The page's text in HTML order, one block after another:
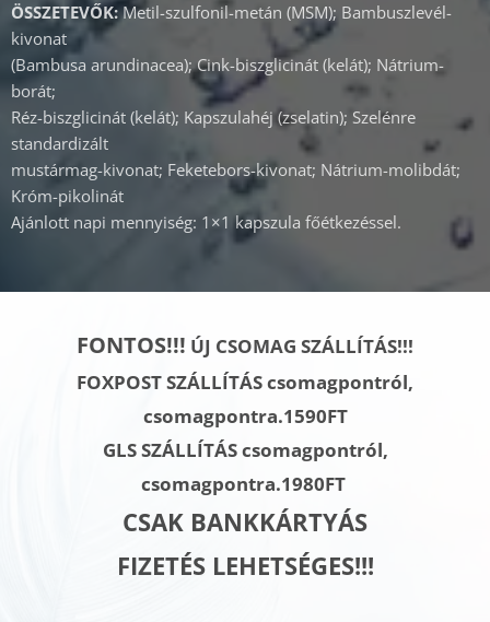
ÖSSZETEVŐK:Metil-szulfonil-metán (MSM); Bambuszlevél-
kivonat
(Bambusa arundinacea); Cink-biszglicinát (kelát); Nátrium-
borát;
Réz-biszglicinát (kelát); Kapszulahéj (zselatin); Szelénre
standardizált
mustármag-kivonat; Feketebors-kivonat; Nátrium-molibdát;
Króm-pikolinát
Ajánlott napi mennyiség: 1×1 kapszula főétkezéssel.
FONTOS!!! ÚJ CSOMAG SZÁLLÍTÁS!!!
FOXPOST SZÁLLÍTÁS csomagpontról,
csomagpontra.1590FT
GLS SZÁLLÍTÁScsomagpontról,
csomagpontra.1980FT
CSAK BANKKÁRTYÁS
FIZETÉS LEHETSÉGES!!!